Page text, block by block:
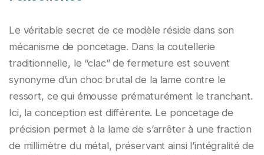
Le véritable secret de ce modèle réside dans son
mécanisme de poncetage. Dans la coutellerie
traditionnelle, le “clac” de fermeture est souvent
synonyme d’un choc brutal de la lame contre le
ressort, ce qui émousse prématurément le tranchant.
Ici, la conception est différente. Le poncetage de
précision permet à la lame de s’arrêter à une fraction
de millimètre du métal, préservant ainsi l’intégralité de